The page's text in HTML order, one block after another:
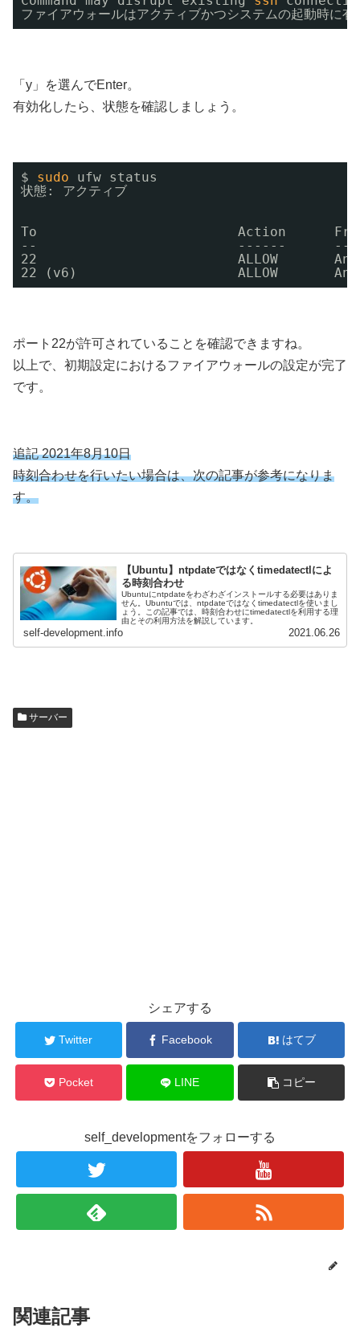
ファイアウォールはアクティブかつシステムの起動時に有
「y」を選んでEnter。
有効化したら、状態を確認しましょう。
$ sudo
ufw status
状態: アクティブ
To                         Action
--                         ------
22
22 (v6)                    ALLOW
ポート22が許可されていることを確認できますね。
以上で、初期設定におけるファイアウォールの設定が完了
です。
追記 2021年8月10日
時刻合わせを行いたい場合は、次の記事が参考になりま
す。
【Ubuntu】ntpdateではなくtimedatectlによ
る時刻合わせ
Ubuntuにntpdateをわざわざインストールする必要はありま
せん。Ubuntuでは、ntpdateではなくtimedatectlを使いまし
ょう。この記事では、時刻合わせにtimedatectlを利用する理
由とその利用方法を解説しています。
self-development.info 2021.06.26
サーバー
シェアする
Twitter Facebook はてブ
Pocket LINE コピー
self_developmentをフォローする
関連記事